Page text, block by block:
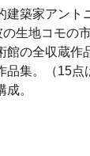
建築家アント
生地コモの
館の全収蔵作
集。（15点
。